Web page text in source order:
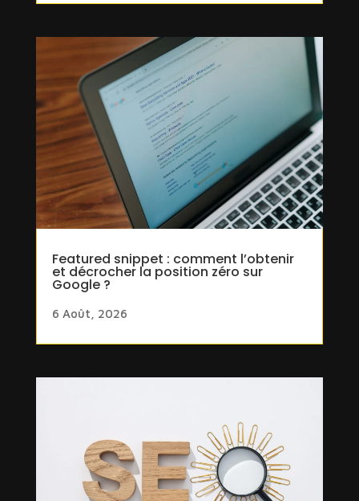
Featured snippet : comment l’obtenir
et décrocher la position zéro sur
Google ?
6 Août, 2026